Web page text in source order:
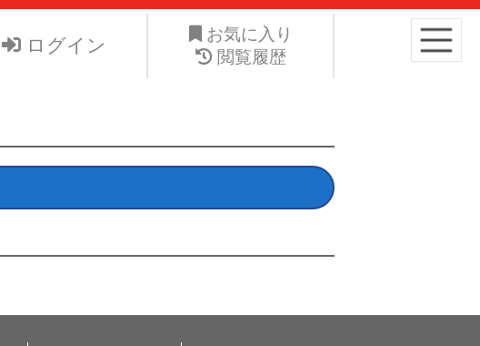
、より高くお手元の愛車を手放したい。ネット・ジーエス株式会社は
ログイン
お気に入り
閲覧履歴